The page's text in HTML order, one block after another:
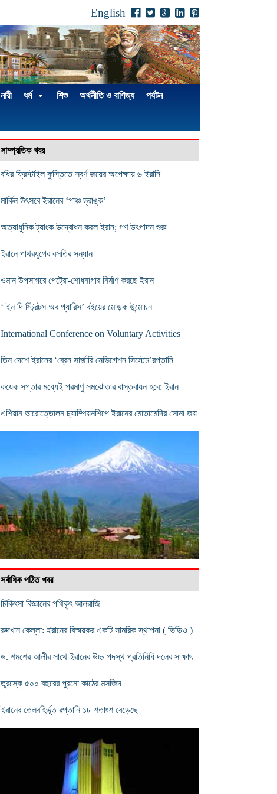
English
নারী ধর্ম শিশু অর্থনীতি ও বাণিজ্য পর্যটন
সাম্প্রতিক খবর
বধির ফ্রিস্টাইল কুস্তিতে স্বর্ণ জয়ের অপেক্ষায় ৬ ইরানি
মার্কিন উৎসবে ইরানের ‘পাঞ্চ ড্রাঙ্ক’
অত্যাধুনিক ট্যাংক উদ্বোধন করল ইরান; গণ উৎপাদন শুরু
ইরানে পাথরযুগের বসতির সন্ধান
ওমান উপসাগরে পেট্রো-শোধনাগার নির্মাণ করছে ইরান
‘ ইন দি স্ট্রিটস অব প্যারিস’ বইয়ের মোড়ক উন্মোচন
International Conference on Voluntary Activities
তিন দেশে ইরানের ‘ব্রেন সার্জারি নেভিগেশন সিস্টেম’রপ্তানি
কয়েক সপ্তার মধ্যেই পরমাণু সমঝোতার বাস্তবায়ন হবে: ইরান
এশিয়ান ভারোত্তোলন চ্যাম্পিয়নশিপে ইরানের মোতামেদির সোনা জয়
সর্বাধিক পঠিত খবর
চিকিৎসা বিজ্ঞানের পথিকৃৎ আলরাজি
রুদখান কেল্লা: ইরানের বিস্ময়কর একটি সামরিক স্থাপনা ( ভিডিও )
ড. শমশের আলীর সাথে ইরানের উচ্চ পদস্থ প্রতিনিধি দলের সাক্ষাৎ
তুরস্কে ৫০০ বছরের পুরনো কাঠের মসজিদ
ইরানের তেলবহির্ভূত রপ্তানি ১৮ শতাংশ বেড়েছে